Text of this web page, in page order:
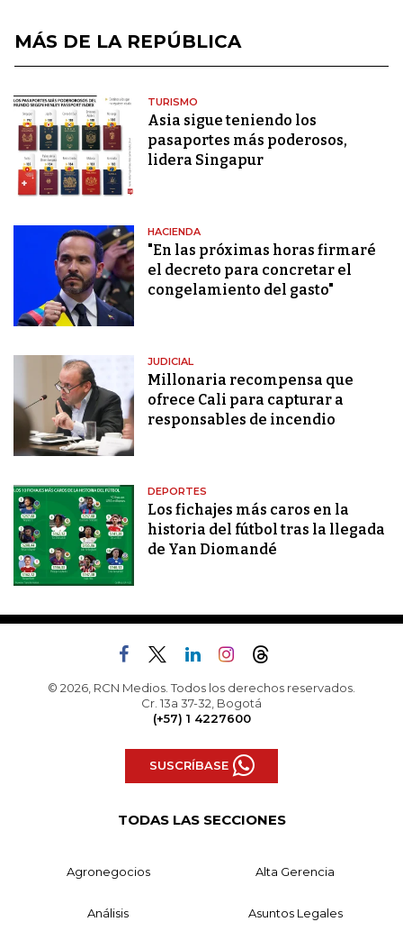
MÁS DE LA REPÚBLICA
TURISMO
Asia sigue teniendo los
pasaportes más poderosos,
lidera Singapur
HACIENDA
"En las próximas horas firmaré
el decreto para concretar el
congelamiento del gasto"
JUDICIAL
Millonaria recompensa que
ofrece Cali para capturar a
responsables de incendio
DEPORTES
Los fichajes más caros en la
historia del fútbol tras la llegada
de Yan Diomandé
© 2026, RCN Medios. Todos los derechos reservados.
Cr. 13a 37-32, Bogotá
(+57) 1 4227600
SUSCRÍBASE
TODAS LAS SECCIONES
Agronegocios Alta Gerencia
Análisis Asuntos Legales